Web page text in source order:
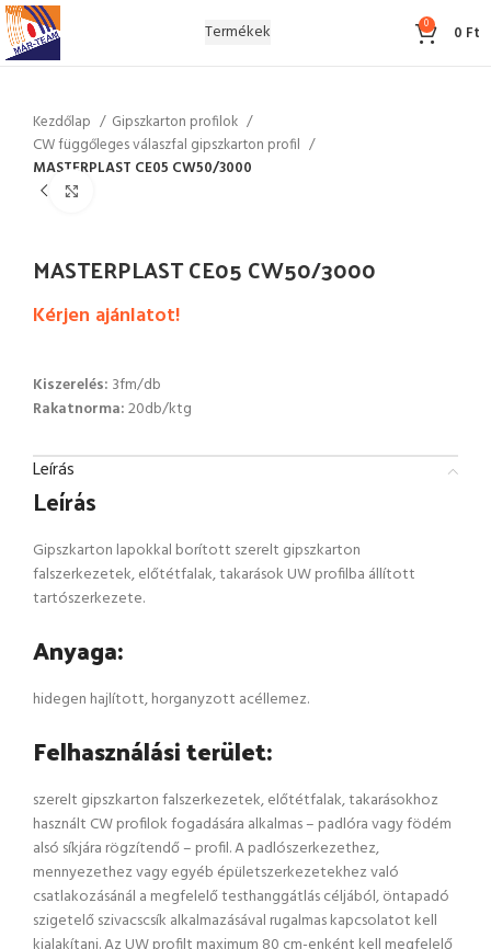
Termékek 0 0 Ft
Kezdőlap
Gipszkarton profilok
CW függőleges válaszfal gipszkarton profil
MASTERPLAST CE05 CW50/3000
MASTERPLAST CE05 CW50/3000
Kérjen ajánlatot!
Kiszerelés: 3fm/db
Rakatnorma:20db/ktg
Leírás
Leírás
Gipszkarton lapokkal borított szerelt gipszkarton
falszerkezetek, előtétfalak, takarások UW profilba állított
tartószerkezete.
Anyaga:
hidegen hajlított, horganyzott acéllemez.
Felhasználási terület:
szerelt gipszkarton falszerkezetek, előtétfalak, takarásokhoz
használt CW profilok fogadására alkalmas – padlóra vagy födém
alsó síkjára rögzítendő – profil. A padlószerkezethez,
mennyezethez vagy egyéb épületszerkezetekhez való
csatlakozásánál a megfelelő testhanggátlás céljából, öntapadó
szigetelő szivacscsík alkalmazásával rugalmas kapcsolatot kell